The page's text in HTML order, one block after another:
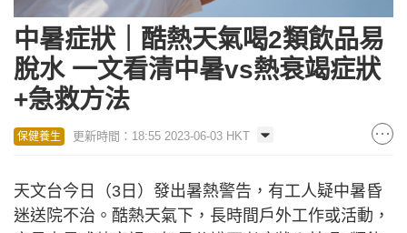
中暑症狀｜酷熱天氣喝2類飲品易
脫水 一文看清中暑vs熱衰竭症狀
+急救方法
保健養生 更新時間：18:55 2023-06-03 HKT
天文台今日（3日）發出暑熱警告，有工人疑中暑昏
迷送院不治。酷熱天氣下，長時間戶外工作或活動，